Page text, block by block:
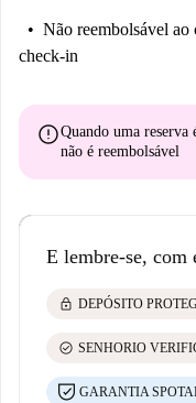
Não reembolsável ao
check-in
errorQuando uma reserva
não é reembolsável
E lembre-se, com
lock DEPÓSITO
check_circle SENHORIO
GARANTIA